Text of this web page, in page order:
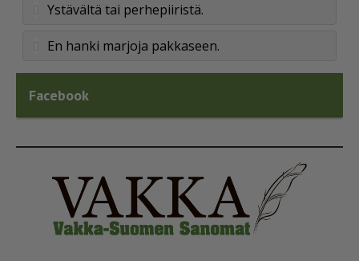
Ystävältä tai perhepiiristä.
En hanki marjoja pakkaseen.
Facebook